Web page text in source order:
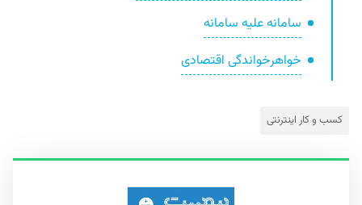
سامانه علیه سامانه
خواهرخواندگی اقتصادی
کسب و کار اینترنتی